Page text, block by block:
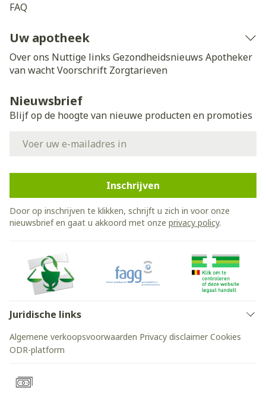
FAQ
Uw apotheek
Over ons Nuttige links Gezondheidsnieuws Apotheker
van wachtVoorschrift Zorgtarieven
Nieuwsbrief
Blijf op de hoogte van nieuwe producten en promoties
Inschrijven
Door op inschrijven te klikken, schrijft u zich in voor onze
nieuwsbrief en gaat u akkoord met onze privacy policy.
Juridische links
Algemene verkoopsvoorwaarden Privacy disclaimer Cookies
ODR-platform